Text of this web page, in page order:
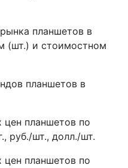
планшетов в
(шт.) и стоимостном
планшетов в
цен планшетов по
руб./шт., долл./шт.
цен планшетов по